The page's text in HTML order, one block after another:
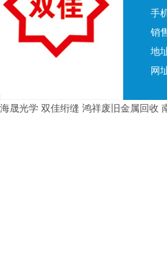
手
销
地
网
海晟光学 双佳绗缝 鸿祥废旧金属回收